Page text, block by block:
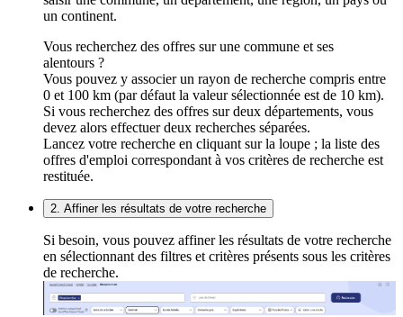
un continent.
Vous recherchez des offres sur une commune et ses
alentours ?
Vous pouvez y associer un rayon de recherche compris entre
0 et 100 km (par défaut la valeur sélectionnée est de 10 km).
Si vous recherchez des offres sur deux départements, vous
devez alors effectuer deux recherches séparées.
Lancez votre recherche en cliquant sur la loupe ; la liste des
offres d'emploi correspondant à vos critères de recherche est
restituée.
2. Affiner les résultats de votre recherche
Si besoin, vous pouvez affiner les résultats de votre recherche
en sélectionnant des filtres et critères présents sous les critères
de recherche.